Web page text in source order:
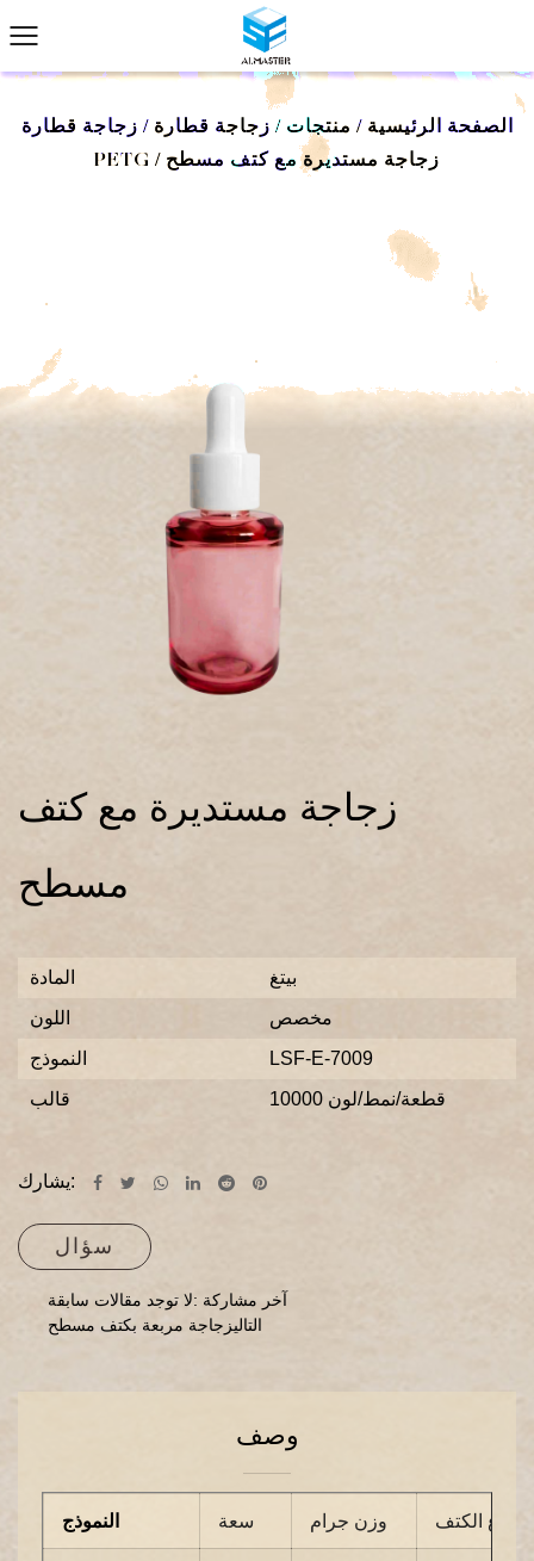
الصفحة الرئيسية / منتجات / زجاجة قطارة / زجاجة قطارة
PETG / زجاجة مستديرة مع كتف مسطح
زجاجة مستديرة مع كتف
مسطح
المادة
بيتغ
اللون
مخصص
النموذج
LSF-E-7009
قالب
10000 قطعة/نمط/لون
يشارك:
سؤال
آخر مشاركة :لا توجد مقالات سابقة
التاليزجاجة مربعة بكتف مسطح
وصف
النموذج سعة وزن جرام الكتف